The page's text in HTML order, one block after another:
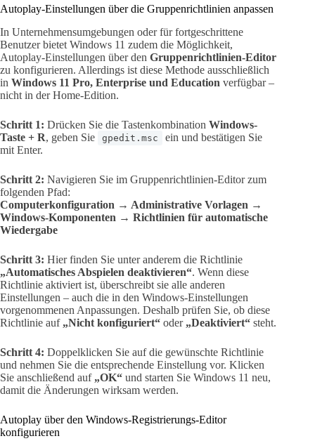
Autoplay-Einstellungen über die Gruppenrichtlinien anpassen
In Unternehmensumgebungen oder für fortgeschrittene
Benutzer bietet Windows 11 zudem die Möglichkeit,
Autoplay-Einstellungen über den Gruppenrichtlinien-Editor
zu konfigurieren. Allerdings ist diese Methode ausschließlich
in Windows 11 Pro, Enterprise und Education verfügbar –
nicht in der Home-Edition.
Schritt 1: Drücken Sie die Tastenkombination Windows-
Taste + R, geben Sie gpedit.msc
ein und bestätigen Sie
mit Enter.
Schritt 2: Navigieren Sie im Gruppenrichtlinien-Editor zum
folgenden Pfad:
Computerkonfiguration → Administrative Vorlagen →
Windows-Komponenten → Richtlinien für automatische
Wiedergabe
Schritt 3: Hier finden Sie unter anderem die Richtlinie
„Automatisches Abspielen deaktivieren“. Wenn diese
Richtlinie aktiviert ist, überschreibt sie alle anderen
Einstellungen – auch die in den Windows-Einstellungen
vorgenommenen Anpassungen. Deshalb prüfen Sie, ob diese
Richtlinie auf „Nicht konfiguriert“ oder „Deaktiviert“ steht.
Schritt 4: Doppelklicken Sie auf die gewünschte Richtlinie
und nehmen Sie die entsprechende Einstellung vor. Klicken
Sie anschließend auf „OK“ und starten Sie Windows 11 neu,
damit die Änderungen wirksam werden.
Autoplay über den Windows-Registrierungs-Editor
konfigurieren